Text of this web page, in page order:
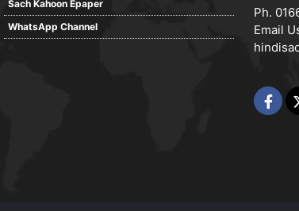
Sach Kahoon Epaper
WhatsApp Channel
Ph.
Email